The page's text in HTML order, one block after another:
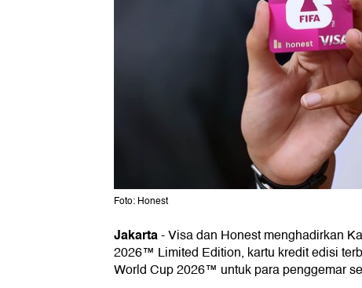
Foto: Honest
Jakarta-Visa dan Honest menghadirkan
2026™ Limited Edition, kartu kredit edisi
World Cup 2026™ untuk para penggemar